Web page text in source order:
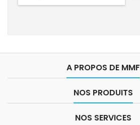
A PROPOS DE MMF
NOS PRODUITS
NOS SERVICES